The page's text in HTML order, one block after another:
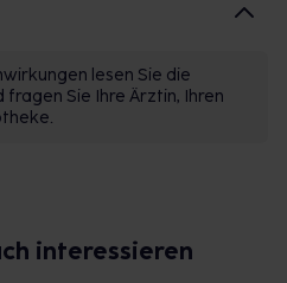
lesen Sie die
fragen Sie Ihre Ärztin, Ihren
interessieren